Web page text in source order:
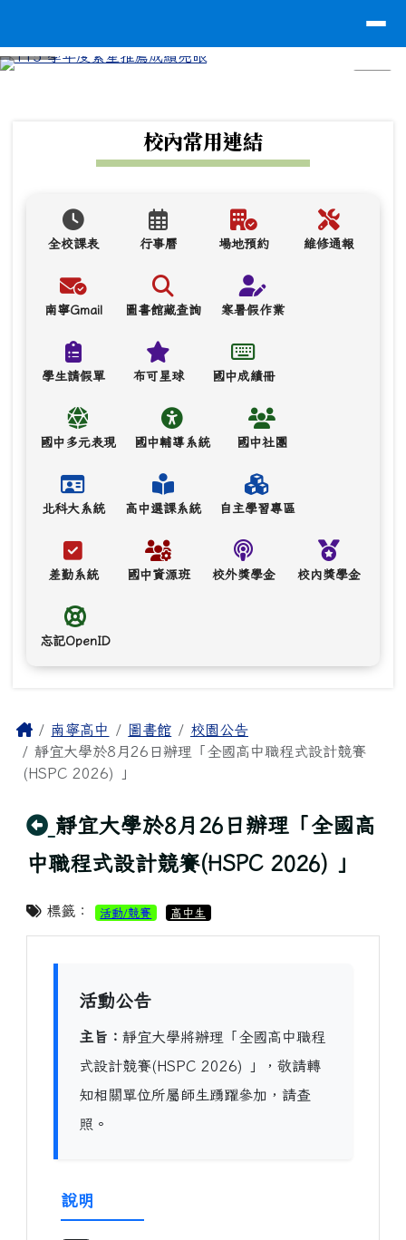
校內常用連結
全校課表 行事曆 場地預約 維修通報
南寧Gmail 圖書館藏查詢 寒暑假作業
學生請假單 布可星球 國中成績冊
國中多元表現 國中輔導系統 國中社團
北科大系統 高中選課系統 自主學習專區
差勤系統 國中資源班 校外獎學金 校內獎學金
忘記OpenID
主內容區域
Home南寧高中 圖書館
校園公告
靜宜大學於8月26日辦理「全國高中職程式設計競賽
(HSPC 2026) 」
回上頁
靜宜大學於8月26日辦理「全國高
中職程式設計競賽(HSPC 2026) 」
標籤： 活動/競賽 高中生
活動公告
主旨： 靜宜大學將辦理「全國高中職程
式設計競賽(HSPC 2026) 」，敬請轉
知相關單位所屬師生踴躍參加，請查
照。
說明